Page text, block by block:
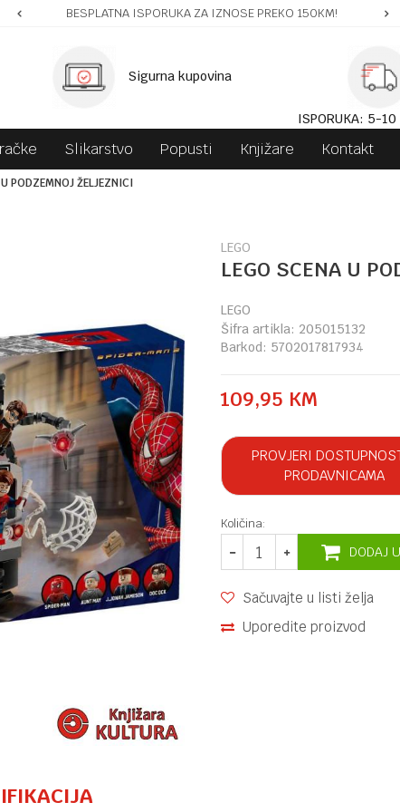
BESPLATNA ISPORUKA ZA IZNOSE PREKO 150KM!
Sigurna kupovina
ISPORUKA: 5-
Slikarstvo Popusti Knjižare Kontakt
PODZEMNOJ ŽELJEZNICI
LEGO
LEGO SCENA U
LEGO
Šifra artikla: 205015132
Barkod: 5702017817934
109,95 KM
PROVJERI
PRODAVNICAMA
Količina:
DODAJ
Sačuvajte u listi želja
Uporedite proizvod